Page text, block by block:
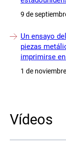
9 de
Un ensayo
piezas
imprimirse
1 de
Vídeos